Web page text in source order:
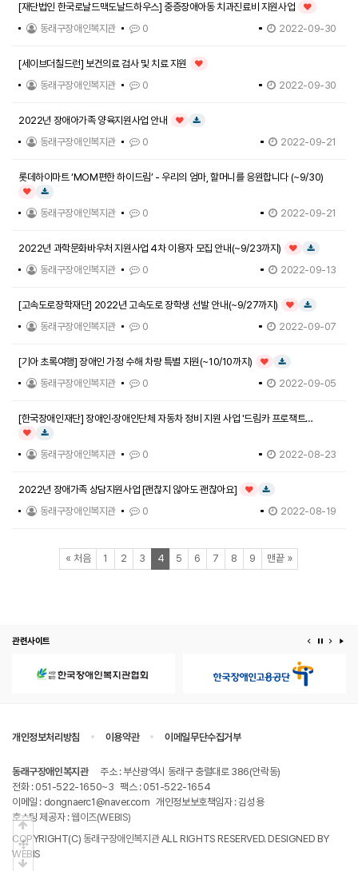
[재단법인 한국로날드맥도날드하우스] 중증장애아동 치과진료비 지원사업 인기글
동래구장애인복지관 0 2022-09-30
[세이브더칠드런] 보건의료 검사 및 치료 지원 인기글
동래구장애인복지관 0 2022-09-30
2022년 장애아가족 양육지원사업 안내 인기글다운로드
동래구장애인복지관 0 2022-09-21
롯데하이마트 ‘MOM편한 하이드림’ - 우리의 엄마, 할머니를 응원합니다 (~9/30)
인기글다운로드
동래구장애인복지관 0 2022-09-21
2022년 과학문화바우처 지원사업 4차 이용자 모집 안내(~9/23까지) 인기글다운로드
동래구장애인복지관 0 2022-09-13
[고속도로장학재단] 2022년 고속도로 장학생 선발 안내(~9/27까지) 인기글다운로드
동래구장애인복지관 0 2022-09-07
[기아 초록여행] 장애인 가정 수해 차량 특별 지원(~10/10까지) 인기글다운로드
동래구장애인복지관 0 2022-09-05
[한국장애인재단] 장애인·장애인단체 자동차 정비 지원 사업 '드림카 프로잭트
시즌10'(~12/9까지, 선착…
인기글다운로드
동래구장애인복지관 0 2022-08-23
2022년 장애가족 상담지원사업 [괜찮지 않아도 괜찮아요] 인기글다운로드
동래구장애인복지관 0 2022-08-19
« 처음페이지
1 페이지
2페이지
3페이지열린
4페이지
5페이지
6페이지
7페이지
8페이지
9페이지
맨끝 페이지
»
관련사이트 이전 배너
배너 정지
다음
개인정보처리방침 이용약관 이메일무단수집거부
동래구장애인복지관
주소 : 부산광역시 동래구 충렬대로 386(안락동)
전화 : 051-522-1650~3 팩스 : 051-522-1654
이메일 : dongnaerc1@naver.com 개인정보보호책임자 : 김성용
호스팅 제공자 :웹이즈(WEBIS)
COPYRIGHT(C) 동래구장애인복지관ALL RIGHTS RESERVED. DESIGNED BY
WEBIS
상단으로
중간으로